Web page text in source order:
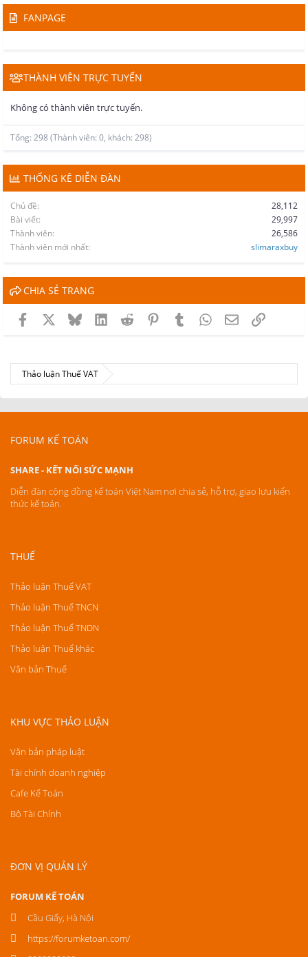
FANPAGE
THÀNH VIÊN TRỰC TUYẾN
Không có thành viên trực tuyến.
Tổng: 298 (Thành viên: 0, khách: 298)
THỐNG KÊ DIỄN ĐÀN
Chủ đề
28,112
Bài viết
29,997
Thành viên
26,586
Thành viên mới nhất
slimaraxbuy
CHIA SẺ TRANG
Facebook BlueskyLinkedInReddit PinterestTumblrWhatsApp
EmailLink
Thảo luận Thuế VAT
FORUM KẾ TOÁN
SHARE - KẾT NỐI SỨC MẠNH
Diễn đàn cộng đồng kế toán Việt Nam nơi chia sẻ, hỗ trợ, giao lưu kiến
thức kế toán.
THUẾ
Thảo luận Thuế VAT
Thảo luận Thuế TNCN
Thảo luận Thuế TNDN
Thảo luận Thuế khác
Văn bản Thuế
KHU VỰC THẢO LUẬN
Văn bản pháp luật
Tài chính doanh nghiệp
Cafe Kế Toán
Bộ Tài Chính
ĐƠN VỊ QUẢN LÝ
FORUM KẾ TOÁN
Cầu Giấy, Hà Nội
https://forumketoan.com/